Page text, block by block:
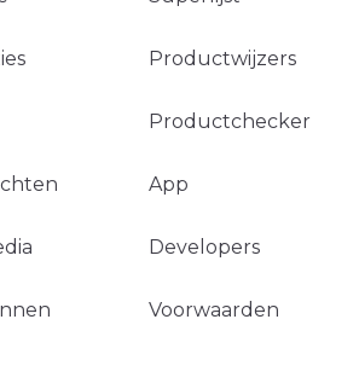
Productwijzers
Productchecker
App
Developers
Voorwaarden